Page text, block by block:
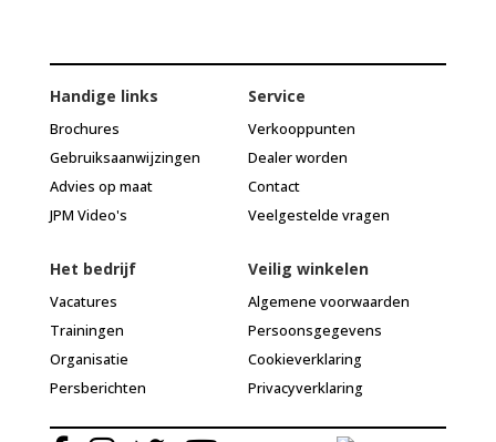
Handige links
Brochures
Gebruiksaanwijzingen
Advies op maat
JPM Video's
Service
Verkooppunten
Dealer worden
Contact
Veelgestelde vragen
Het bedrijf
Vacatures
Trainingen
Organisatie
Persberichten
Veilig winkelen
Algemene voorwaarden
Persoonsgegevens
Cookieverklaring
Privacyverklaring